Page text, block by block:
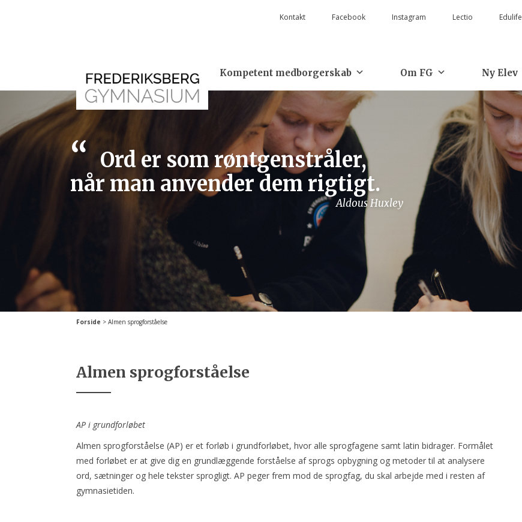
Kontakt Facebook Instagram Lectio Edulife
Kompetent medborgerskab Om FG Ny Elev
Ord er som røntgenstråler,
når man anvender dem rigtigt.
Aldous Huxley
Forside > Almen sprogforståelse
Almen sprogforståelse
AP i grundforløbet
Almen sprogforståelse (AP) er et forløb i grundforløbet, hvor alle sprogfagene samt latin bidrager. Formålet
med forløbet er at give dig en grundlæggende forståelse af sprogs opbygning og metoder til at analysere
ord, sætninger og hele tekster sprogligt. AP peger frem mod de sprogfag, du skal arbejde med i resten af
gymnasietiden.